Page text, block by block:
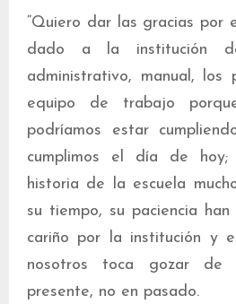
“Quiero dar las gracias por
dado a la institución
administrativo, manual, los
equipo de trabajo
podríamos estar
cumplimos el día de
historia de la escuela
su tiempo, su paciencia
cariño por la institución y
nosotros toca gozar de
presente, no en pasado.